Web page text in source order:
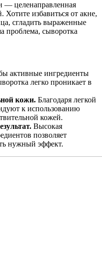
— целенаправленная
Хотите избавиться от акне,
сгладить выраженные
сыворотка
активные ингредиенты
легко проникает в
кожи. Благодаря легкой
к использованию
кожей.
Высокая
позволяет
нужный эффект.